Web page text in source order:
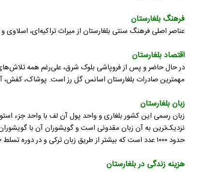
فرهنگ بلغارستان
عناصر اصلی فرهنگ سنتی بلغارستان از میراث تراکیه‌ای،
اقتصاد بلغارستان
در حال حاضر و پس از فروپاشی بلوک شرق، علی‌رغم همه
مهمترین صادرات بلغارستان اسانس گل رز است. پوشاک، کفش،
زبان بلغارستان
نزدیک‌ترین به آن زبان مقدونی است و گویشوران آن با
حدود ۱۰۰۰ عدد است که بیشتر از طریق زبان ترکی و در دوره تسلط ۵۰۰ ساله عثمانی بر این کشور، وارد این زبان شده‌است.
هزینه زندگی در بلغارستان